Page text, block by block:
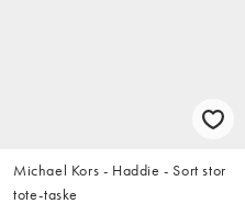
Michael Kors - Haddie - Sort stor
tote-taske